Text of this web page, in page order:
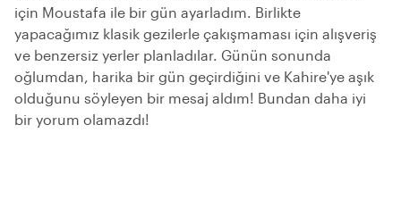
için Moustafa ile bir gün ayarladım. Birlikte
yapacağımız klasik gezilerle çakışmaması için alışveriş
ve benzersiz yerler planladılar. Günün sonunda
oğlumdan, harika bir gün geçirdiğini ve Kahire'ye aşık
olduğunu söyleyen bir mesaj aldım! Bundan daha iyi
bir yorum olamazdı!